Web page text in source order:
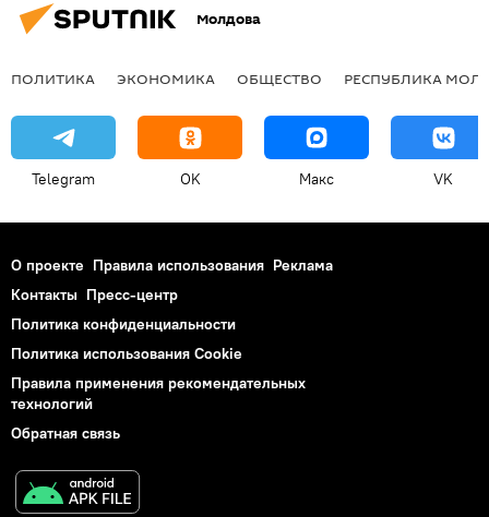
Молдова
ПОЛИТИКА ЭКОНОМИКА ОБЩЕСТВО РЕСПУБЛИКА
Telegram OK Макс VK
О проекте Правила использования Реклама
Контакты Пресс-центр
Политика конфиденциальности
Политика использования Cookie
Правила применения рекомендательных
технологий
Обратная связь